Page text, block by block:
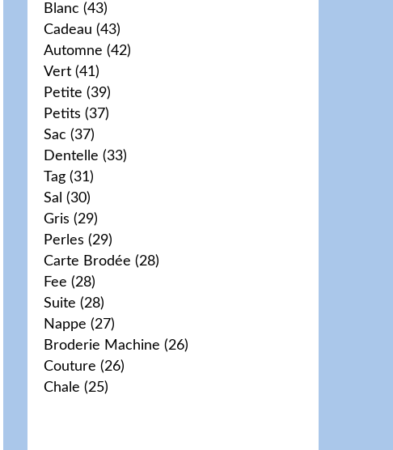
Blanc (43)
Cadeau (43)
Automne (42)
Vert (41)
Petite (39)
Petits (37)
Sac (37)
Dentelle (33)
Tag (31)
Sal (30)
Gris (29)
Perles (29)
Carte Brodée (28)
Fee (28)
Suite (28)
Nappe (27)
Broderie Machine (26)
Couture (26)
Chale (25)